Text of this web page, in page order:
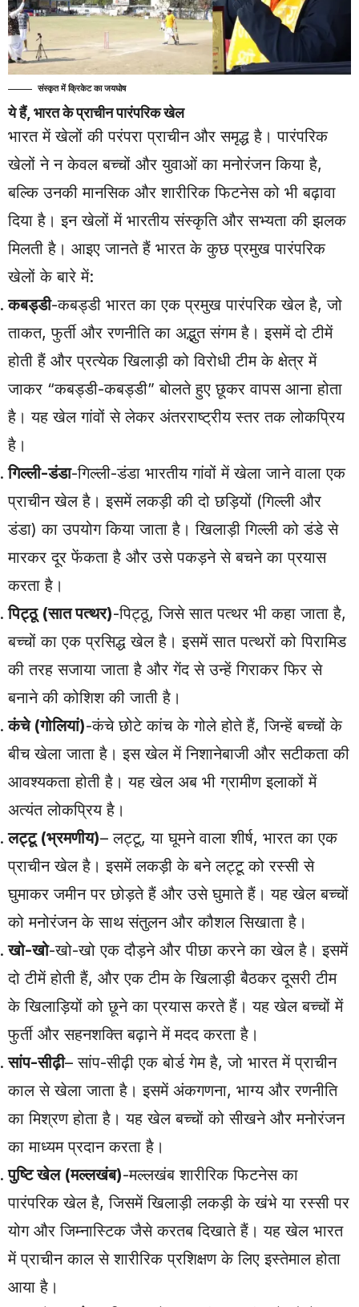
संस्कृत में क्रिकेट का जयघोष
ये हैं, भारत के प्राचीन पारंपरिक खेल
भारत में खेलों की परंपरा प्राचीन और समृद्ध है। पारंपरिक
खेलों ने न केवल बच्चों और युवाओं का मनोरंजन किया है,
बल्कि उनकी मानसिक और शारीरिक फिटनेस को भी बढ़ावा
दिया है। इन खेलों में भारतीय संस्कृति और सभ्यता की झलक
मिलती है। आइए जानते हैं भारत के कुछ प्रमुख पारंपरिक
खेलों के बारे में:
कबड्डी-कबड्डी भारत का एक प्रमुख पारंपरिक खेल है, जो
ताकत, फुर्ती और रणनीति का अद्भुत संगम है। इसमें दो टीमें
होती हैं और प्रत्येक खिलाड़ी को विरोधी टीम के क्षेत्र में
जाकर “कबड्डी-कबड्डी” बोलते हुए छूकर वापस आना होता
है। यह खेल गांवों से लेकर अंतरराष्ट्रीय स्तर तक लोकप्रिय
है।
गिल्ली-डंडा-गिल्ली-डंडा भारतीय गांवों में खेला जाने वाला एक
प्राचीन खेल है। इसमें लकड़ी की दो छड़ियों (गिल्ली और
डंडा) का उपयोग किया जाता है। खिलाड़ी गिल्ली को डंडे से
मारकर दूर फेंकता है और उसे पकड़ने से बचने का प्रयास
करता है।
पिट्ठू (सात पत्थर)-पिट्ठू, जिसे सात पत्थर भी कहा जाता है,
बच्चों का एक प्रसिद्ध खेल है। इसमें सात पत्थरों को पिरामिड
की तरह सजाया जाता है और गेंद से उन्हें गिराकर फिर से
बनाने की कोशिश की जाती है।
कंचे (गोलियां)-कंचे छोटे कांच के गोले होते हैं, जिन्हें बच्चों के
बीच खेला जाता है। इस खेल में निशानेबाजी और सटीकता की
आवश्यकता होती है। यह खेल अब भी ग्रामीण इलाकों में
अत्यंत लोकप्रिय है।
लट्टू (भ्रमणीय)– लट्टू, या घूमने वाला शीर्ष, भारत का एक
प्राचीन खेल है। इसमें लकड़ी के बने लट्टू को रस्सी से
घुमाकर जमीन पर छोड़ते हैं और उसे घुमाते हैं। यह खेल बच्चों
को मनोरंजन के साथ संतुलन और कौशल सिखाता है।
खो-खो-खो-खो एक दौड़ने और पीछा करने का खेल है। इसमें
दो टीमें होती हैं, और एक टीम के खिलाड़ी बैठकर दूसरी टीम
के खिलाड़ियों को छूने का प्रयास करते हैं। यह खेल बच्चों में
फुर्ती और सहनशक्ति बढ़ाने में मदद करता है।
सांप-सीढ़ी– सांप-सीढ़ी एक बोर्ड गेम है, जो भारत में प्राचीन
काल से खेला जाता है। इसमें अंकगणना, भाग्य और रणनीति
का मिश्रण होता है। यह खेल बच्चों को सीखने और मनोरंजन
का माध्यम प्रदान करता है।
पुष्टि खेल (मल्लखंब)-मल्लखंब शारीरिक फिटनेस का
पारंपरिक खेल है, जिसमें खिलाड़ी लकड़ी के खंभे या रस्सी पर
योग और जिम्नास्टिक जैसे करतब दिखाते हैं। यह खेल भारत
में प्राचीन काल से शारीरिक प्रशिक्षण के लिए इस्तेमाल होता
आया है।